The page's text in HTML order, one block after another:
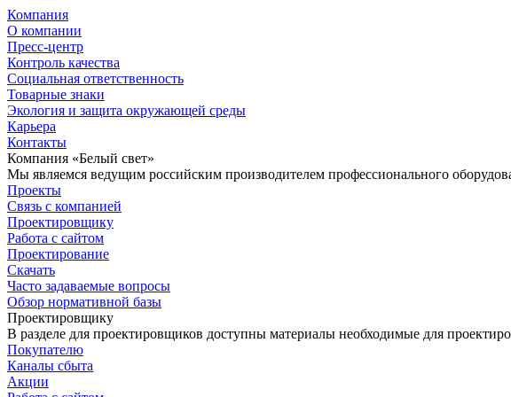
Компания
О компании
Пресс-центр
Контроль качества
Социальная ответственность
Товарные знаки
Экология и защита окружающей среды
Карьера
Контакты
Компания «Белый свет»
Мы являемся ведущим российским производителем профессионального
Проекты
Связь с компанией
Проектировщику
Работа с сайтом
Проектирование
Скачать
Часто задаваемые вопросы
Обзор нормативной базы
Проектировщику
В разделе для проектировщиков доступны материалы необходимые для
Покупателю
Каналы сбыта
Акции